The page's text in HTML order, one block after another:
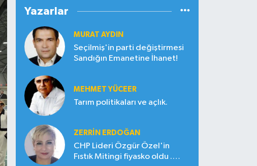
Yazarlar
MURAT AYDIN
Seçilmiş'in parti değiştirmesi
Sandığın Emanetine İhanet!
MEHMET YÜCEER
Tarım politikaları ve açlık.
ZERRIN ERDOĞAN
CHP Lideri Özgür Özel'in
Fıstık Mitingi fiyasko oldu .